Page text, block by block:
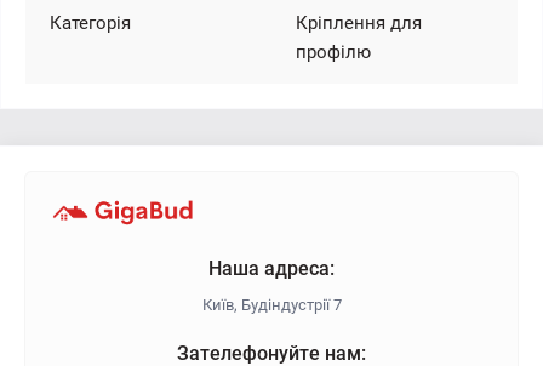
Категорія
Кріплення для
профілю
Наша адреса:
Київ, Будіндустрії 7
Зателефонуйте нам: